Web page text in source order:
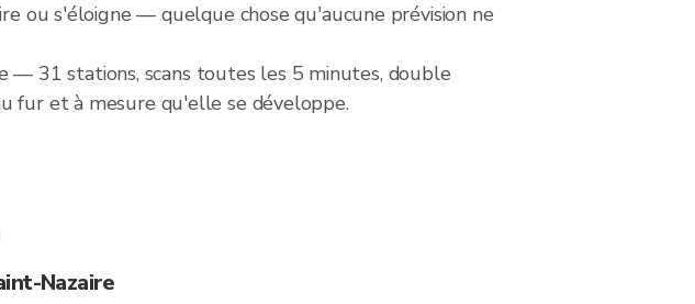
ou s'éloigne — quelque chose qu'aucune prévision ne
— 31 stations, scans toutes les 5 minutes, double
fur et à mesure qu'elle se développe.
Nazaire